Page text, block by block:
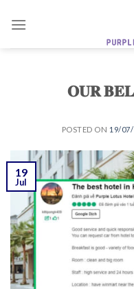
𝐎𝐔𝐑
POSTED ON 19/
19
Jul